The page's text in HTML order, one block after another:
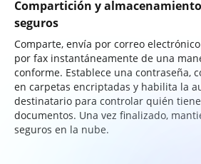
Compartición y
seguros
Comparte, envía por correo
por fax instantáneamente de una
conforme. Establece una contraseña,
en carpetas encriptadas y habilita la
destinatario para controlar quién tiene
documentos. Una vez finalizado,
seguros en la nube.